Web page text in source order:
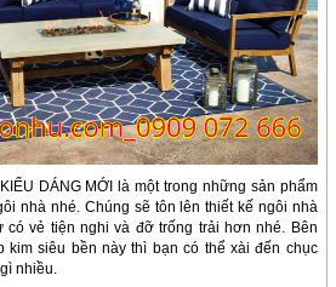
DÁNG MỚI là một trong những sản phẩm
nhà nhé. Chúng sẽ tôn lên thiết kế ngôi nhà
có vẻ tiện nghi và đỡ trống trải hơn nhé. Bên
siêu bền này thì bạn có thể xài đến chục
nhiều.